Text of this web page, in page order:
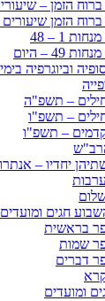
הזמן – שיעורים 55 –
הזמן שיעורים 84 – היום
1 – 48
49 – היום
וביוגרפיה
– תשפ"ה
– תשפ"ו
– תשפ"ו
יחדיו –
חגים ומועדים
בראשית
שמות
דברים
ומועדים